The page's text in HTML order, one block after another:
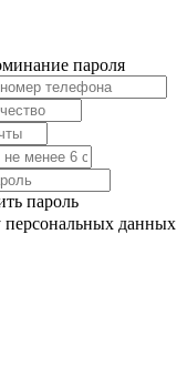
пароля
пароль
персональных данных